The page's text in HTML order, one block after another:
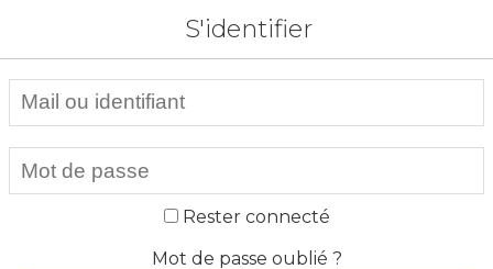
S'identifier
Rester connecté
Mot de passe oublié ?